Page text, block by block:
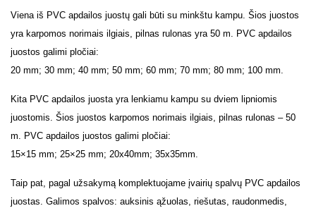
Viena iš PVC apdailos juostų gali būti su minkštu kampu. Šios juostos
yra karpomos norimais ilgiais, pilnas rulonas yra 50 m. PVC apdailos
juostos galimi pločiai:
20 mm; 30 mm; 40 mm; 50 mm; 60 mm; 70 mm; 80 mm; 100 mm.
Kita PVC apdailos juosta yra lenkiamu kampu su dviem lipniomis
juostomis. Šios juostos karpomos norimais ilgiais, pilnas rulonas – 50
m. PVC apdailos juostos galimi pločiai:
15×15 mm; 25×25 mm; 20x40mm; 35x35mm.
Taip pat, pagal užsakymą komplektuojame įvairių spalvų PVC apdailos
juostas. Galimos spalvos: auksinis ąžuolas, riešutas, raudonmedis,